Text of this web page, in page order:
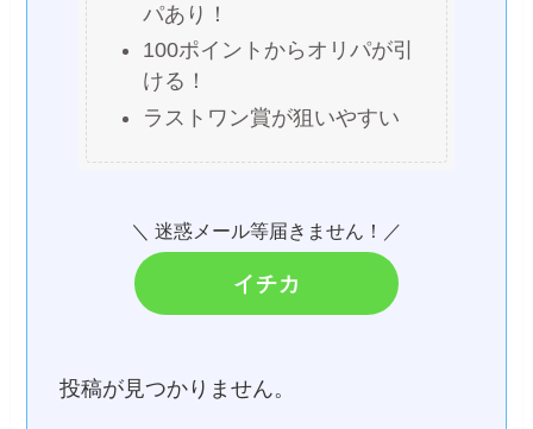
パあり！
100ポイントからオリパが引
ける！
ラストワン賞が狙いやすい
＼ 迷惑メール等届きません！／
イチカ
投稿が見つかりません。